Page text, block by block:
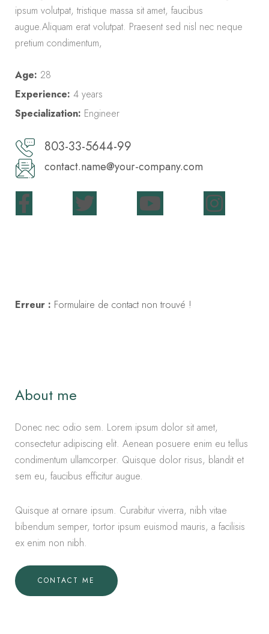
ipsum volutpat, tristique massa sit amet, faucibus
augue.Aliquam erat volutpat. Praesent sed nisl nec neque
pretium condimentum,
Age: 28
Experience: 4 years
Specialization: Engineer
803-33-5644-99
contact.name@your-company.com
Erreur : Formulaire de contact non trouvé !
About me
Donec nec odio sem. Lorem ipsum dolor sit amet,
consectetur adipiscing elit. Aenean posuere enim eu tellus
condimentum ullamcorper. Quisque dolor risus, blandit et
sem eu, faucibus efficitur augue.
Quisque at ornare ipsum. Curabitur viverra, nibh vitae
bibendum semper, tortor ipsum euismod mauris, a facilisis
ex enim non nibh.
CONTACT ME